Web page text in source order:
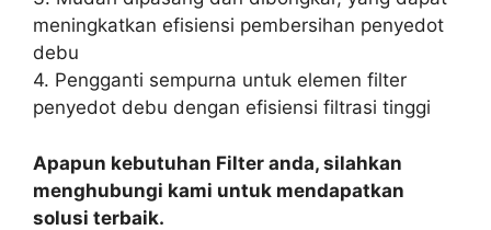
meningkatkan efisiensi pembersihan penyedot
debu
4. Pengganti sempurna untuk elemen filter
penyedot debu dengan efisiensi filtrasi tinggi
Apapun kebutuhan Filter anda, silahkan
menghubungi kami untuk mendapatkan
solusi terbaik.